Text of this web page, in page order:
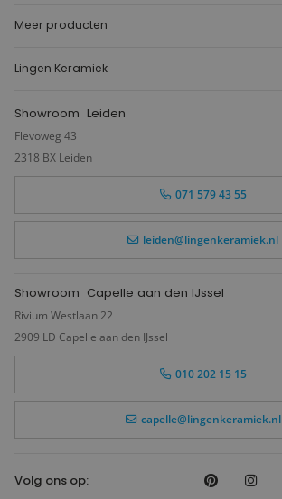
Meer producten
Lingen Keramiek
Showroom Leiden
Flevoweg 43
2318 BX Leiden
071 579 43 55
leiden@lingenkeramiek.nl
Showroom Capelle aan den IJssel
Rivium Westlaan 22
2909 LD Capelle aan den IJssel
010 202 15 15
capelle@lingenkeramiek.nl
Volg ons op: